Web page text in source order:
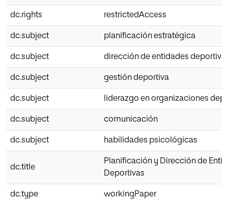
dc.rights restrictedAccess
dc.subject planificación estratégica
dc.subject dirección de entidades
dc.subject gestión deportiva
dc.subject liderazgo en organizaciones
dc.subject comunicación
dc.subject habilidades psicológicas
dc.title
Planificación y Dirección de
Deportivas
dc.type workingPaper